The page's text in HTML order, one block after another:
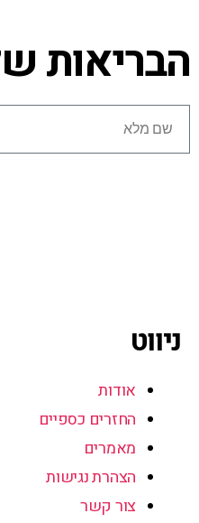
הבריאות
ניווט
אודות
החזרים כספיים
מאמרים
הצהרת נגישות
צור קשר